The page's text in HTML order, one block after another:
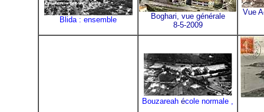
Blida : ensemble
Boghari, vue générale
8-5-2009
Vue
Bouzareah école normale ,